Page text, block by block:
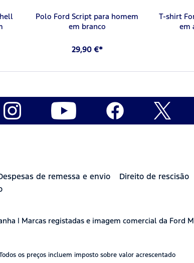
Polo Ford Script para homem
em branco
29,90 €*
T-shirt
em
de remessa e envio Direito de rescisão
| Marcas registadas e imagem comercial da Ford
os preços incluem imposto sobre valor acrescentado